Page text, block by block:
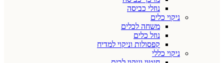
נוזלי כביסה
ניקוי כלים
משחה לכלים
נוזל כלים
קפסולות וניקוי למדיח
ניקוי כללי